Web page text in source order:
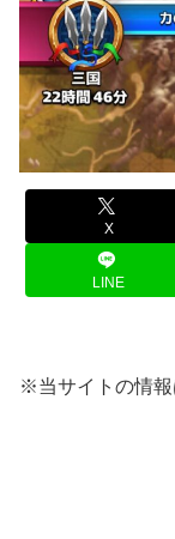
X
LINE
※当サイトの情報